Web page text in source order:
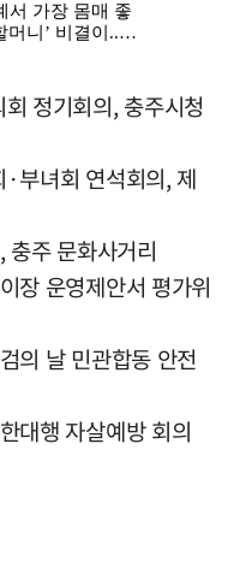
정기회의, 충주시청
부녀회 연석회의, 제
주 문화사거리
장 운영제안서 평가위
의 날 민관합동 안전
대행 자살예방 회의